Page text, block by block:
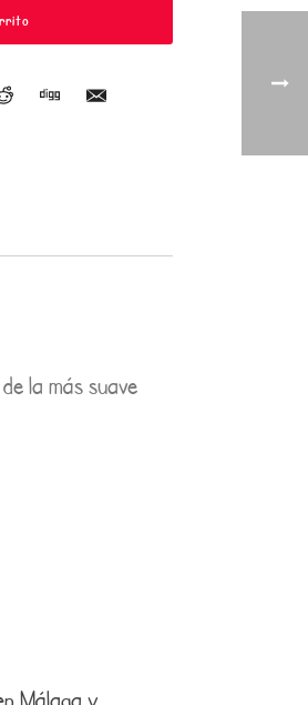
la más suave